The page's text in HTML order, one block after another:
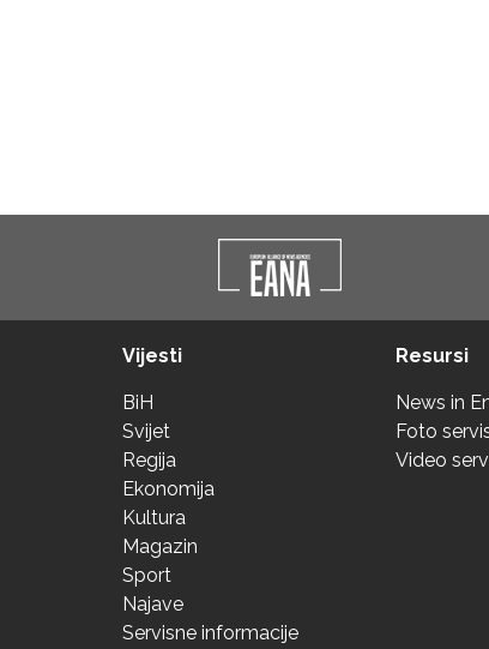
Vijesti
BiH
Svijet
Regija
Ekonomija
Kultura
Magazin
Sport
Najave
Servisne informacije
Resursi
News in
Foto
Video